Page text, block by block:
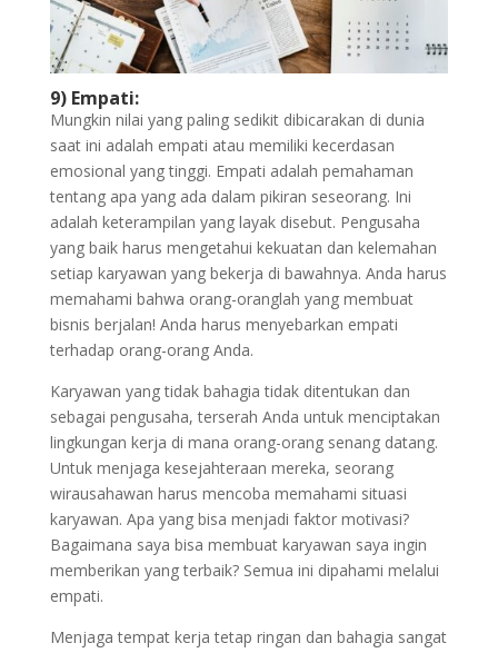
9) Empati:
Mungkin nilai yang paling sedikit dibicarakan di dunia
saat ini adalah empati atau memiliki kecerdasan
emosional yang tinggi. Empati adalah pemahaman
tentang apa yang ada dalam pikiran seseorang. Ini
adalah keterampilan yang layak disebut. Pengusaha
yang baik harus mengetahui kekuatan dan kelemahan
setiap karyawan yang bekerja di bawahnya. Anda harus
memahami bahwa orang-oranglah yang membuat
bisnis berjalan! Anda harus menyebarkan empati
terhadap orang-orang Anda.
Karyawan yang tidak bahagia tidak ditentukan dan
sebagai pengusaha, terserah Anda untuk menciptakan
lingkungan kerja di mana orang-orang senang datang.
Untuk menjaga kesejahteraan mereka, seorang
wirausahawan harus mencoba memahami situasi
karyawan. Apa yang bisa menjadi faktor motivasi?
Bagaimana saya bisa membuat karyawan saya ingin
memberikan yang terbaik? Semua ini dipahami melalui
empati.
Menjaga tempat kerja tetap ringan dan bahagia sangat